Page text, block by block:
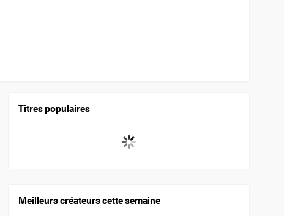
Titres populaires
Meilleurs créateurs cette semaine